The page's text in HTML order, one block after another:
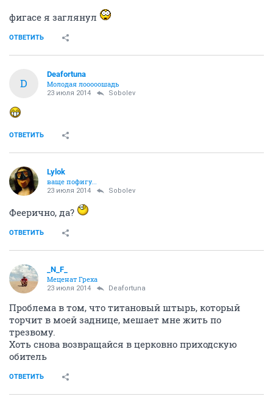
фигасе я заглянул
ОТВЕТИТЬ
D
Deafortuna
Молодая лооооошадь
23 июля 2014 Sobolev
ОТВЕТИТЬ
Lylok
ваще пофигу...
23 июля 2014 Sobolev
Феерично, да?
ОТВЕТИТЬ
_N_F_
Меценат Греха
23 июля 2014 Deafortuna
Проблема в том, что титановый штырь, который
торчит в моей заднице, мешает мне жить по
трезвому.
Хоть снова возвращайся в церковно приходскую
обитель
ОТВЕТИТЬ